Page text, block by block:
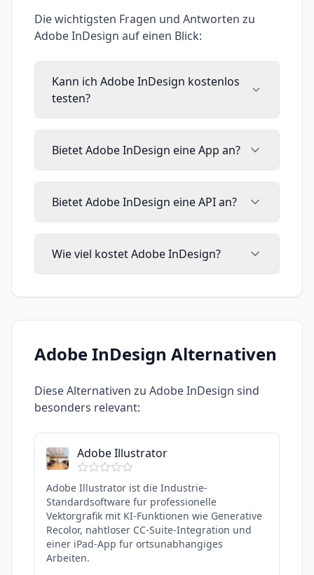
Die wichtigsten Fragen und Antworten zu
Adobe InDesign auf einen Blick:
Kann ich Adobe InDesign kostenlos
testen?
Bietet Adobe InDesign eine App an?
Bietet Adobe InDesign eine API an?
Wie viel kostet Adobe InDesign?
Adobe InDesign Alternativen
Diese Alternativen zu Adobe InDesign sind
besonders relevant:
Adobe Illustrator
Adobe Illustrator ist die Industrie-
Standardsoftware fur professionelle
Vektorgrafik mit KI-Funktionen wie Generative
Recolor, nahtloser CC-Suite-Integration und
einer iPad-App fur ortsunabhangiges
Arbeiten.